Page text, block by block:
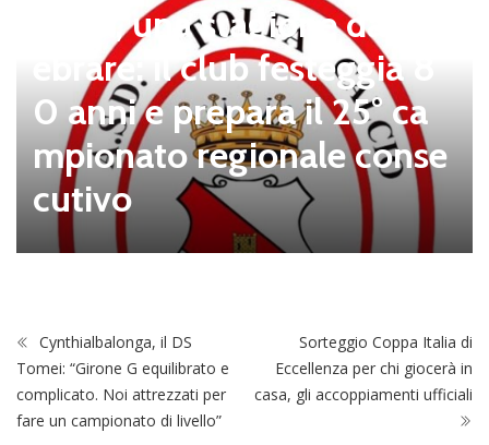
Tolfa, una stagione da cel
ebrare: il club festeggia 8
0 anni e prepara il 25° ca
mpionato regionale conse
cutivo
Cynthialbalonga, il DS
Tomei: “Girone G equilibrato e
complicato. Noi attrezzati per
fare un campionato di livello”
Sorteggio Coppa Italia di
Eccellenza per chi giocerà in
casa, gli accoppiamenti ufficiali